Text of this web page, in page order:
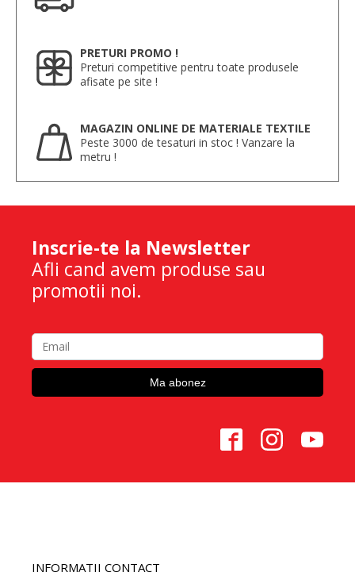
PRETURI PROMO !
Preturi competitive pentru toate produsele
afisate pe site !
MAGAZIN ONLINE DE MATERIALE TEXTILE
Peste 3000 de tesaturi in stoc ! Vanzare la
metru !
Inscrie-te la Newsletter
Afli cand avem produse sau
promotii noi.
INFORMATII CONTACT